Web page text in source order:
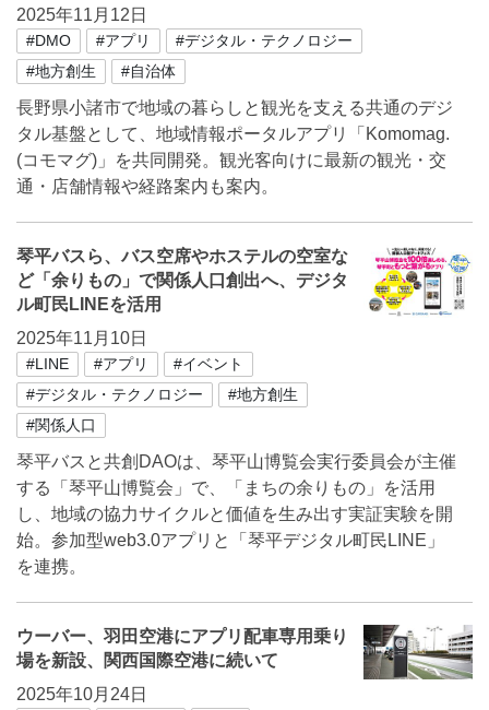
2025年11月12日
#DMO #アプリ
#デジタル・テクノロジー
#地方創生
#自治体
長野県小諸市で地域の暮らしと観光を支える共通のデジ
タル基盤として、地域情報ポータルアプリ「Komomag.
(コモマグ)」を共同開発。観光客向けに最新の観光・交
通・店舗情報や経路案内も案内。
琴平バスら、バス空席やホステルの空室な
ど「余りもの」で関係人口創出へ、デジタ
ル町民LINEを活用
2025年11月10日
#LINE #アプリ
#イベント
#デジタル・テクノロジー
#地方創生
#関係人口
琴平バスと共創DAOは、琴平山博覧会実行委員会が主催
する「琴平山博覧会」で、「まちの余りもの」を活用
し、地域の協力サイクルと価値を生み出す実証実験を開
始。参加型web3.0アプリと「琴平デジタル町民LINE」
を連携。
ウーバー、羽田空港にアプリ配車専用乗り
場を新設、関西国際空港に続いて
2025年10月24日